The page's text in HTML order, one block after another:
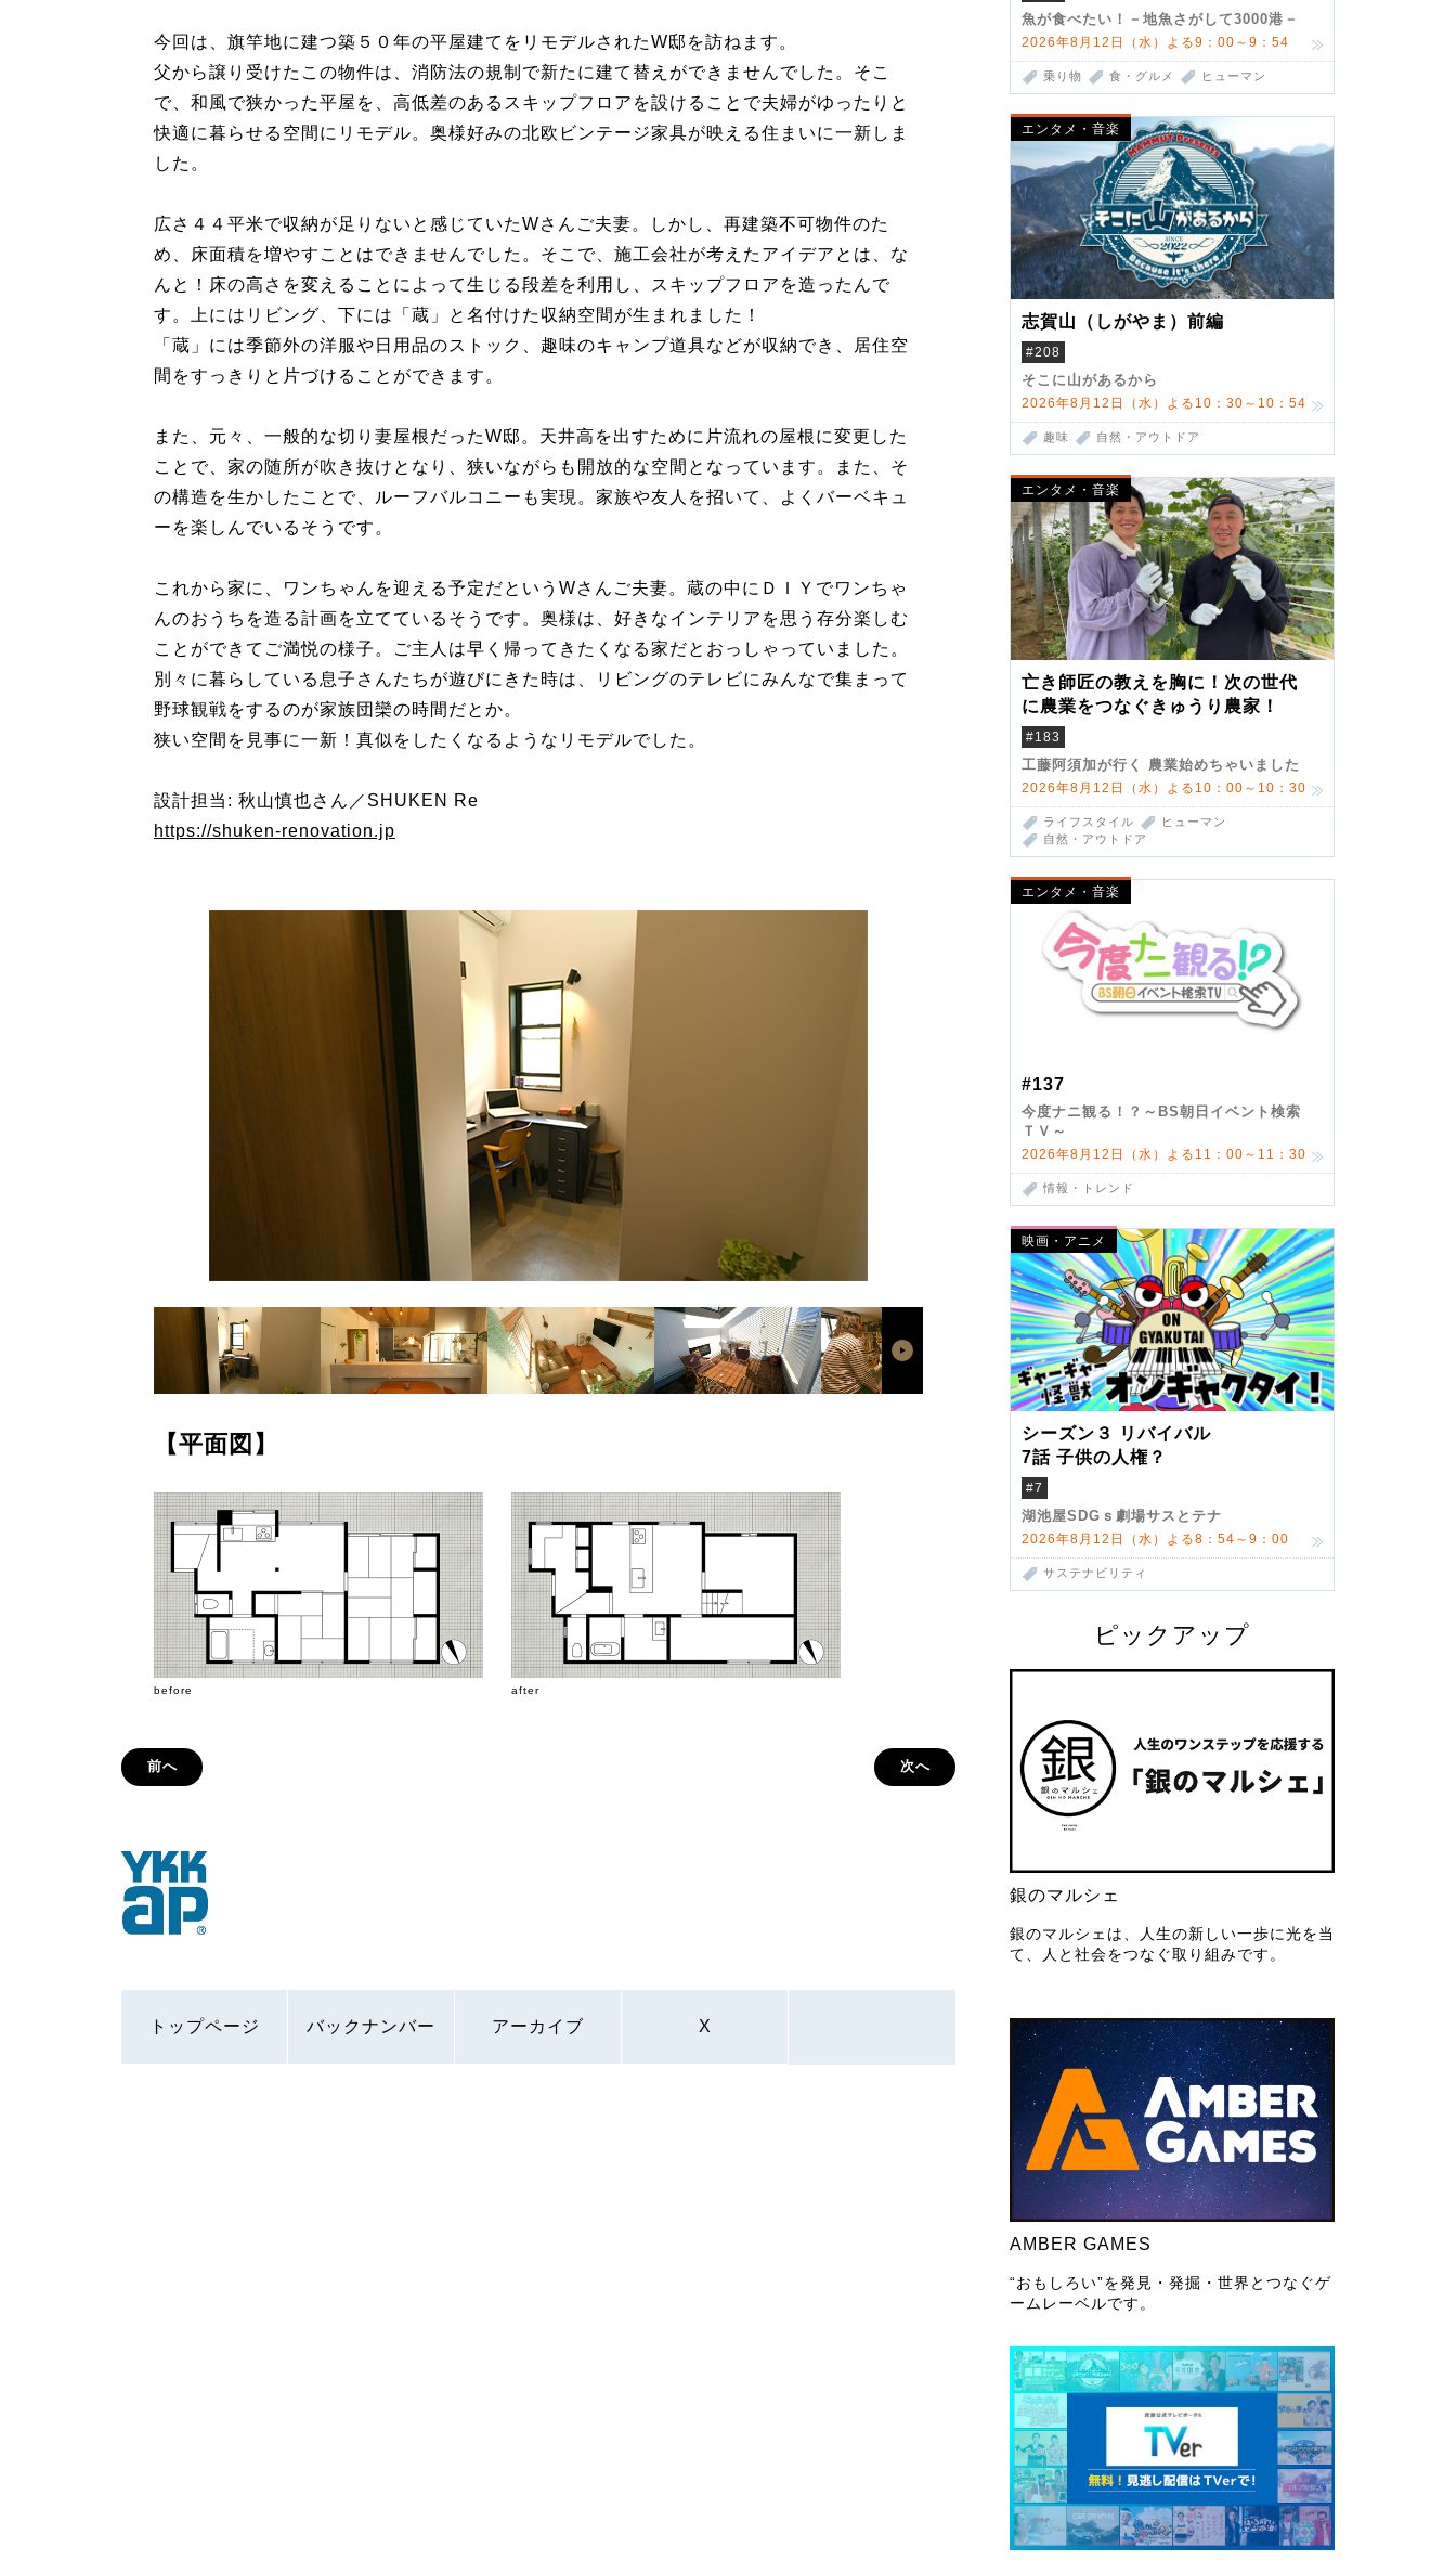
魚が食べたい！－地魚さがして3000港－
2026年8月12日（水）よる9：00～9：54
乗り物 食・グルメ ヒューマン
エンタメ・音楽
志賀山（しがやま）前編
#208
そこに山があるから
2026年8月12日（水）よる10：30～10：54
趣味 自然・アウトドア
エンタメ・音楽
亡き師匠の教えを胸に！次の世代
に農業をつなぐきゅうり農家！
#183
工藤阿須加が行く 農業始めちゃいました
2026年8月12日（水）よる10：00～10：30
ライフスタイル
ヒューマン
自然・アウトドア
エンタメ・音楽
#137
今度ナニ観る！？～BS朝日イベント検索
ＴＶ～
2026年8月12日（水）よる11：00～11：30
情報・トレンド
映画・アニメ
シーズン３ リバイバル
7話 子供の人権？
#7
湖池屋SDGｓ劇場サスとテナ
2026年8月12日（水）よる8：54～9：00
サステナビリティ
ピックアップ
銀のマルシェ
銀のマルシェは、人生の新しい一歩に光を当
て、人と社会をつなぐ取り組みです。
AMBER GAMES
“おもしろい”を発見・発掘・世界とつなぐゲ
ームレーベルです。
今回は、旗竿地に建つ築５０年の平屋建てをリモデルされたW邸を訪ねます。
父から譲り受けたこの物件は、消防法の規制で新たに建て替えができませんでした。そこ
で、和風で狭かった平屋を、高低差のあるスキップフロアを設けることで夫婦がゆったりと
快適に暮らせる空間にリモデル。奥様好みの北欧ビンテージ家具が映える住まいに一新しま
した。
広さ４４平米で収納が足りないと感じていたWさんご夫妻。しかし、再建築不可物件のた
め、床面積を増やすことはできませんでした。そこで、施工会社が考えたアイデアとは、な
んと！床の高さを変えることによって生じる段差を利用し、スキップフロアを造ったんで
す。上にはリビング、下には「蔵」と名付けた収納空間が生まれました！
「蔵」には季節外の洋服や日用品のストック、趣味のキャンプ道具などが収納でき、居住空
間をすっきりと片づけることができます。
また、元々、一般的な切り妻屋根だったW邸。天井高を出すために片流れの屋根に変更した
ことで、家の随所が吹き抜けとなり、狭いながらも開放的な空間となっています。また、そ
の構造を生かしたことで、ルーフバルコニーも実現。家族や友人を招いて、よくバーベキュ
ーを楽しんでいるそうです。
これから家に、ワンちゃんを迎える予定だというWさんご夫妻。蔵の中にＤＩＹでワンちゃ
んのおうちを造る計画を立てているそうです。奥様は、好きなインテリアを思う存分楽しむ
ことができてご満悦の様子。ご主人は早く帰ってきたくなる家だとおっしゃっていました。
別々に暮らしている息子さんたちが遊びにきた時は、リビングのテレビにみんなで集まって
野球観戦をするのが家族団欒の時間だとか。
狭い空間を見事に一新！真似をしたくなるようなリモデルでした。
設計担当: 秋山慎也さん／SHUKEN Re
https://shuken-renovation.jp
【平面図】
before after
前へ 次へ
トップページ バックナンバー アーカイブ X